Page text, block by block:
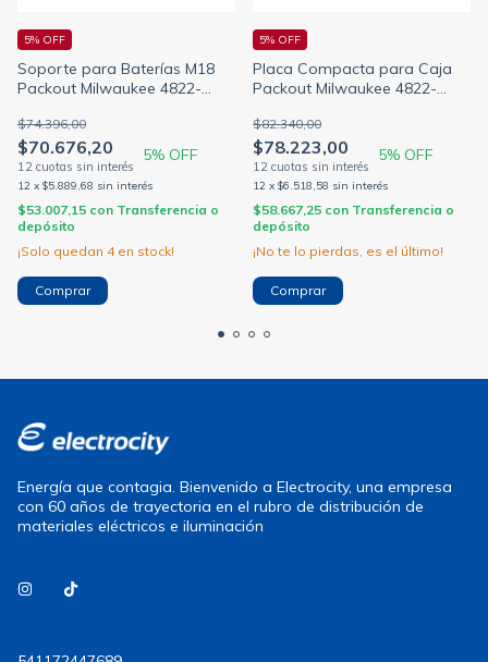
Soporte para Baterías M18
Packout Milwaukee 4822-
$70.676,20
$74.396,00
5% OFF
12 x $5.889,68 sin interés
5% OFF
$53.007,15 con Transferencia o
depósito
¡Solo quedan 4en stock!
Placa Compacta para Caja
Packout Milwaukee 4822-
$78.223,00
$82.340,00
5% OFF
12 x $6.518,58 sin interés
5% OFF
$58.667,25 con Transferencia o
depósito
¡No te lo pierdas, es el último!
Energía que contagia. Bienvenido a Electrocity, una empresa
con 60 años de trayectoria en el rubro de distribución de
materiales eléctricos e iluminación